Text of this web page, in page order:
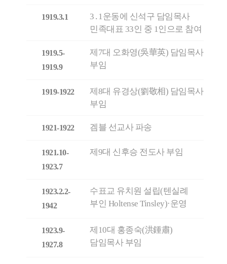
1919.3.1
3․1운동에 신석구 담임목사
민족대표 33인 중 1인으로 참여
1919.5-
1919.9
제7대 오화영(吳華英) 담임목사
부임
1919-1922
제8대 유경상(劉敬相) 담임목사
부임
1921-1922 겜블 선교사 파송
1921.10-
1923.7
제9대 신후승 전도사 부임
1923.2.2-
1942
수표교 유치원 설립(텐실례
부인 Holtense Tinsley)·운영
1923.9-
1927.8
제10대 홍종숙(洪鍾肅)
담임목사 부임